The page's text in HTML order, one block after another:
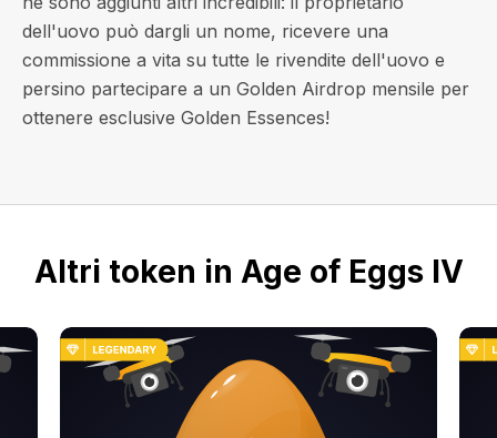
dell'uovo può dargli un nome, ricevere una
commissione a vita su tutte le rivendite dell'uovo e
persino partecipare a un Golden Airdrop mensile per
ottenere esclusive Golden Essences!
Altri token in Age of Eggs IV